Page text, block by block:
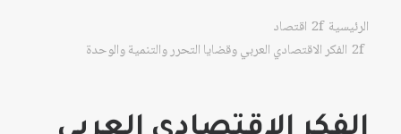
الرئيسية
اقتصاد
الفكر الاقتصادي العربي وقضايا التحرر والتنمية والوحدة